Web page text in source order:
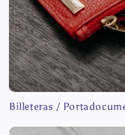
Billeteras /